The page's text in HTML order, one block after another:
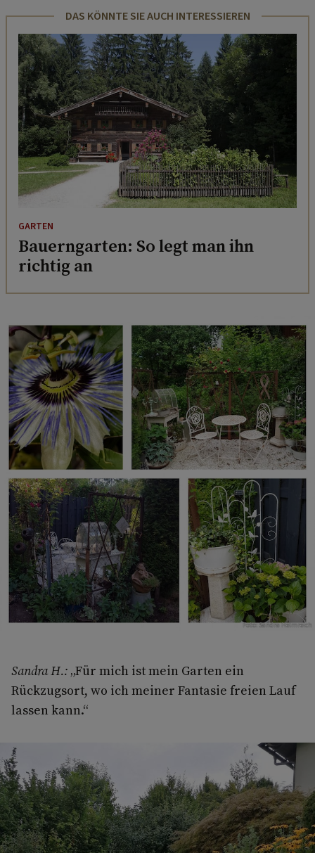
DAS KÖNNTE SIE AUCH INTERESSIEREN
GARTEN
Bauerngarten: So legt man ihn
richtig an
Foto: Sandra Helmreich
Sandra H.: „Für mich ist mein Garten ein
Rückzugsort, wo ich meiner Fantasie freien Lauf
lassen kann.“